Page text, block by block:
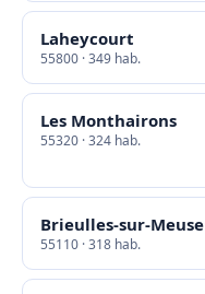
Laheycourt
55800 · 349 hab.
Les Monthairons
55320 · 324 hab.
Brieulles-sur-Meuse
55110 · 318 hab.